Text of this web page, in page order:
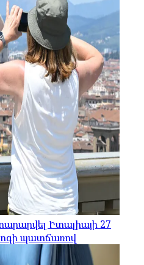
Իտալիայի 27
պատճառով